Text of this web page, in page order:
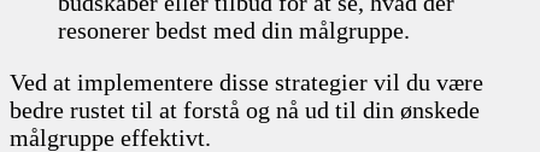
resonerer bedst med din målgruppe.
Ved at implementere disse strategier vil du være
bedre rustet til at forstå og nå ud til din ønskede
målgruppe effektivt.